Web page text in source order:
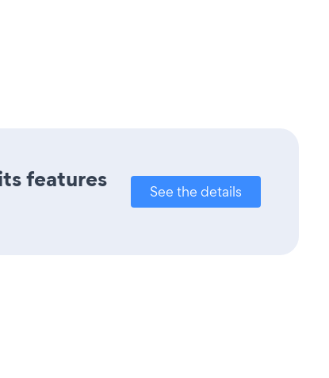
features
See the details